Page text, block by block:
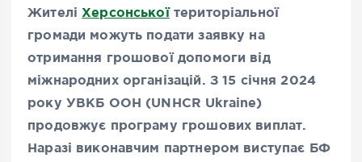
Жителі Херсонськоїтериторіальної
громади можуть подати заявку на
отримання грошової допомоги від
міжнародних організацій. З 15 січня 2024
року УВКБ ООН (UNHCR Ukraine)
продовжує програму грошових виплат.
Наразі виконавчим партнером виступає БФ